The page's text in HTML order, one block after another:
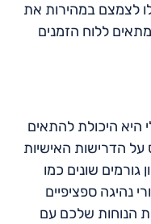
לצמצם במהירות את
ללוח הזמנים
היא היכולת להתאים
הדרישות האישיות
שונים כמו
נהיגה ספציפיים
הנוחות שלכם עם